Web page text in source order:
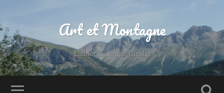
Art et Montagne
Elzbieta & Emile Cieslar